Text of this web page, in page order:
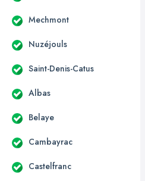
Mechmont
Nuzéjouls
Saint-Denis-Catus
Albas
Belaye
Cambayrac
Castelfranc